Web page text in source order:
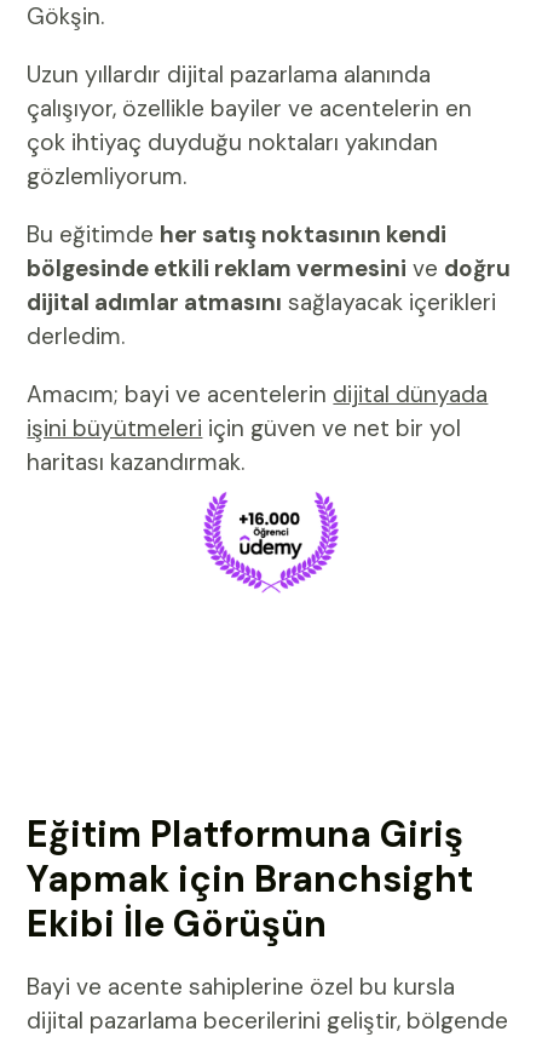
Gökşin.
Uzun yıllardır dijital pazarlama alanında
çalışıyor, özellikle bayiler ve acentelerin en
çok ihtiyaç duyduğu noktaları yakından
gözlemliyorum.
Bu eğitimde her satış noktasının kendi
bölgesinde etkili reklam vermesini ve doğru
dijital adımlar atmasını sağlayacak içerikleri
derledim.
Amacım; bayi ve acentelerin dijital dünyada
işini büyütmeleri için güven ve net bir yol
haritası kazandırmak.
Eğitim Platformuna Giriş
Yapmak için Branchsight
Ekibi İle Görüşün
Bayi ve acente sahiplerine özel bu kursla
dijital pazarlama becerilerini geliştir, bölgende